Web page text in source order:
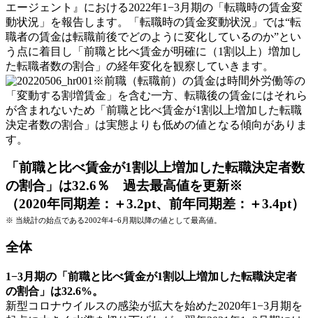
エージェント』における2022年1−3月期の「転職時の賃金変
動状況」を報告します。「転職時の賃金変動状況」では“転
職者の賃金は転職前後でどのように変化しているのか”とい
う点に着目し「前職と比べ賃金が明確に（1割以上）増加し
た転職者数の割合」の経年変化を観察していきます。
※前職（転職前）の賃金は時間外労働等の
「変動する割増賃金」を含む一方、転職後の賃金にはそれら
が含まれないため「前職と比べ賃金が1割以上増加した転職
決定者数の割合」は実態よりも低めの値となる傾向がありま
す。
「前職と比べ賃金が1割以上増加した転職決定者数
の割合」は32.6％ 過去最高値を更新※
（2020年同期差：＋3.2pt、前年同期差：＋3.4pt）
※ 当統計の始点である2002年4−6月期以降の値として最高値。
全体
1−3月期の「前職と比べ賃金が1割以上増加した転職決定者
の割合」は32.6%。
新型コロナウイルスの感染が拡大を始めた2020年1−3月期を